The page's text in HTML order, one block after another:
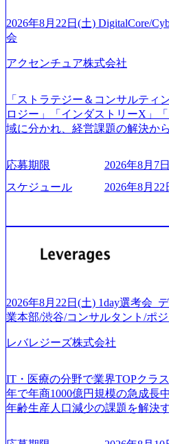
たします。 (1)既存または新規大
「経営戦略」等のコンサルティ
イアントは各業界上位5社をター
スから「新規事業戦略」「既存
略」案件をメインとしたコンサ
ロジェクト一部抜粋＞ ・海外事
ネスモデル検討支援 ・金融領域
ィ領域における地域活性アプリ
業支援 ※その他新規事業や既存
ーションの案件が多数 ● コンサ
は、仮説検証からクライアント
プロジェクトにおける課題/リス
アコンサルタント プロジェクト
トの一領域を担う。主な作業と
ィスカッションペ ーパーの作成
は2019年11月に設立され、成長
ります。 事業・組織を拡大して
や組織がスケールしていく過程
参加できる環境です。 自ら案件
を作っていくことも可能です。
る 弊社にはコンサルティング事
ることも可能です。コンサルタ
ご応募者様については、1dayで
とさせていただきます ● 面接(1
てご連絡させていただきます。
日面接や面談のお時間をいただ
接、条件面談それぞれ最大1時間
前日までに日程およびURLを共
接および条件面談ともに、どの
と幸いです ※1day選考会のご参
試験を受検いただきます(受験期
前まで)。 ※ただし、30代以上の
以上の方はGAB受検免除、書類
に、GAB試験に合格している方
をさせていただきます。 急速な
業では成長戦略を描く事が困難
す。 (1)既存または新規大手事業
戦略」等のコンサルティング支
トは各業界上位5社をターゲット
「新規事業戦略」「既存事業の
案件をメインとしたコンサルテ
ェクト一部抜粋＞ ・海外事業(
モデル検討支援 ・金融領域にお
域における地域活性アプリ企画
2026年8月22日(土) DigitalCore/
会
アクセンチュア株式会社
「ストラテジー＆コンサルティ
ロジー」「インダストリーX」
域に分かれ、経営課題の解決か
グ領域からその実行的側面であ
貫して支援する総合系・IT系フ
において非常に良質な顧客基盤
手掛けたプロジェクトは「ファ
るグローバル化」「資生堂グル
ンサルティング活動のみならず
社「ARISE analytics」を設立し
ジタル人材育成の支援も盛んに
centure.com/content/dam/accenture/
いて (https://www.accenture.com/
のキャリアブログ (https://
careers-blog) 江川社長が語る「
kkei.com/atcl/gen/19/00604/
由【コンサル業界俯瞰マップ】
応募期限
2026年8月7
スケジュール
2026年8月22
2026年8月22日(土) 1day選考会_
業本部/渋谷/コンサルタント/ポ
レバレジーズ株式会社
IT・医療の分野で業界TOPクラ
年で年商1000億円規模の急成長
年齢生産人口減少の課題を解決
以上の事業を展開する オールイ